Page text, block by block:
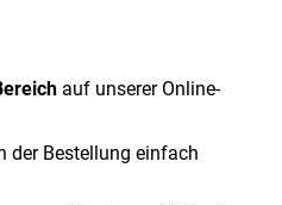
auf unserer Online-
der Bestellung einfach